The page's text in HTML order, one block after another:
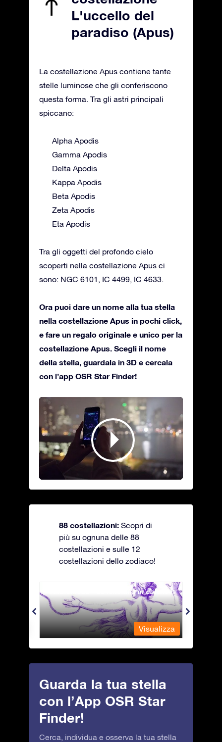
L'uccello del
paradiso (Apus)
La costellazione Apus contiene tante
stelle luminose che gli conferiscono
questa forma. Tra gli astri principali
spiccano:
Alpha Apodis
Gamma Apodis
Delta Apodis
Kappa Apodis
Beta Apodis
Zeta Apodis
Eta Apodis
Tra gli oggetti del profondo cielo
scoperti nella costellazione Apus ci
sono: NGC 6101, IC 4499, IC 4633.
Ora puoi dare un nome alla tua stella
nella costellazione Apus in pochi click,
e fare un regalo originale e unico per la
costellazione Apus. Scegli il nome
della stella, guardala in 3D e cercala
con l’app OSR Star Finder!
88 costellazioni: Scopri di
più su ognuna delle 88
costellazioni e sulle 12
costellazioni dello zodiaco!
Andromeda - La fanciulla in catene
Visualizza
Guarda la tua stella
con l’App OSR Star
Finder!
Cerca, individua e osserva la tua stella